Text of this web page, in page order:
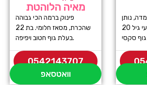
מאיה הלוהטת
פינוק ברמה הכי גבוהה
שהכרת, מסאז חלומי. בת 22
בעלת גוף חטוב ויפיפה.
0542143707
וואטסאפ
נותן
שירותי עיסוי מקצועי גיל 20
גוף סקסי